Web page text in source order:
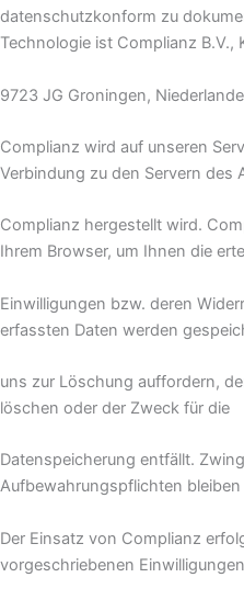
datenschutzkonform zu
Technologie ist Complianz B.V.,
9723 JG Groningen,
Complianz wird auf unseren
Verbindung zu den Servern des
Complianz hergestellt wird.
Ihrem Browser, um Ihnen die
Einwilligungen bzw. deren
erfassten Daten werden
uns zur Löschung auffordern,
löschen oder der Zweck für die
Datenspeicherung entfällt.
Aufbewahrungspflichten bleiben
Der Einsatz von Complianz
vorgeschriebenen